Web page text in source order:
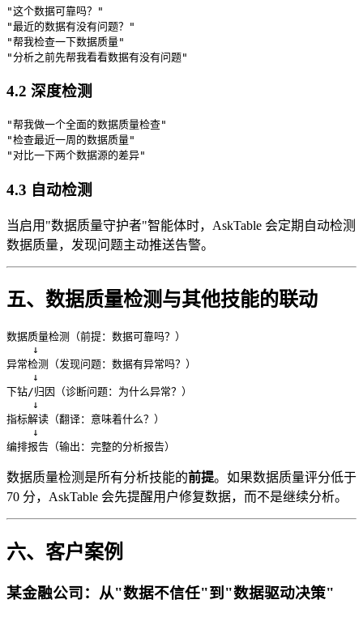
"这个数据可靠吗？"
"最近的数据有没有问题？"
"帮我检查一下数据质量"
4.2 深度检测
"帮我做一个全面的数据质量检查"
"检查最近一周的数据质量"
4.3 自动检测
当启用"数据质量守护者"智能体时，AskTable 会定期自动检测
数据质量，发现问题主动推送告警。
五、数据质量检测与其他技能的联动
数据质量检测（前提：数据可靠吗？）
    ↓
异常检测（发现问题：数据有异常吗？）
    ↓
下钻/归因（诊断问题：为什么异常？）
    ↓
指标解读（翻译：意味着什么？）
    ↓
数据质量检测是所有分析技能的前提。如果数据质量评分低于
70 分，AskTable 会先提醒用户修复数据，而不是继续分析。
六、客户案例
某金融公司：从"数据不信任"到"数据驱动决策"